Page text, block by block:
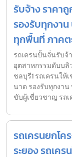
รับจ้าง ราคา
รองรับทุกงาน
ทุกพื้นที่ ภาคต
รถเครนปั้นจั่นรับจ้
อุตสาหกรรมดับบลิ
ชลบุรี1 รถเครนให้
นาด รองรับทุกงา
ขับผู้เชี่ยวชาญ รถเ
รถเครนยกโค
ระยอง รถเคร